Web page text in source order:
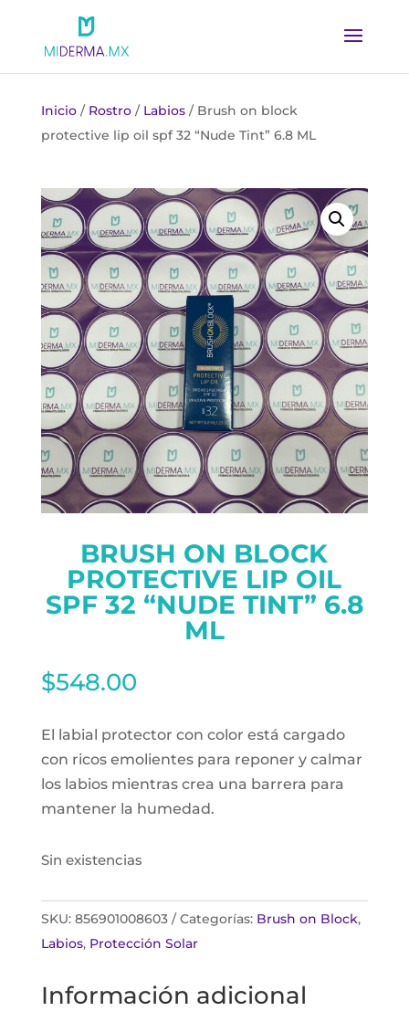
Inicio/ Rostro/ Labios/ Brush on block
protective lip oil spf 32 “Nude Tint” 6.8 ML
BRUSH ON BLOCK
PROTECTIVE LIP OIL
SPF 32 “NUDE TINT” 6.8
ML
$548.00
El labial protector con color está cargado
con ricos emolientes para reponer y calmar
los labios mientras crea una barrera para
mantener la humedad.
Sin existencias
SKU: 856901008603 Categorías: Brush on Block,
Labios, Protección Solar
Información adicional